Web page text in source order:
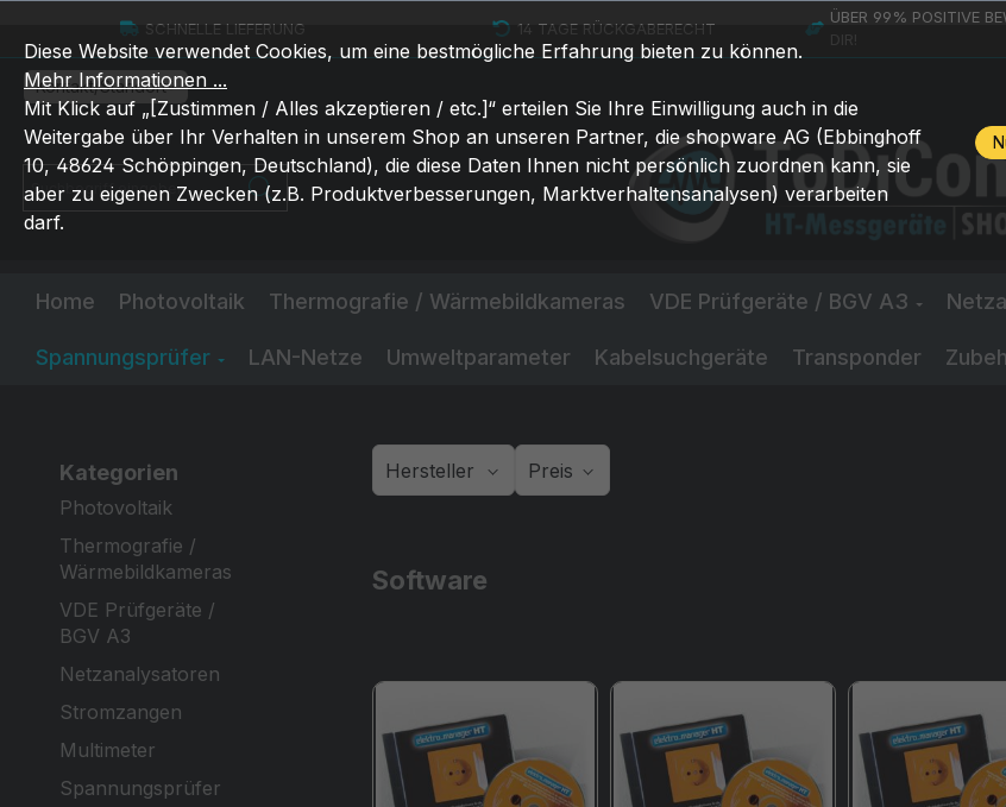
Hauptinhalt springen
Zur Suche springen
Zur Hauptnavigation springen
SCHNELLE LIEFERUNG 14 TAGE RÜCKGABERECHT
ÜBER 99% POSITIVE
Kontakt/Standort
Suchbegriff eingeben ...
Home Photovoltaik Thermografie / Wärmebildkameras VDE Prüfgeräte / BGV A3
Spannungsprüfer LAN-Netze Umweltparameter Kabelsuchgeräte Transponder
Kategorien
Photovoltaik
Thermografie /
Wärmebildkameras
VDE Prüfgeräte /
BGV A3
Netzanalysatoren
Stromzangen
Multimeter
Spannungsprüfer
Hersteller Preis
Software
Diese Website verwendet Cookies, um eine bestmögliche Erfahrung bieten zu können.
Mehr Informationen ...
Mit Klick auf „[Zustimmen / Alles akzeptieren / etc.]“ erteilen Sie Ihre Einwilligung auch in die
Weitergabe über Ihr Verhalten in unserem Shop an unseren Partner, die shopware AG (Ebbinghoff
10, 48624 Schöppingen, Deutschland), die diese Daten Ihnen nicht persönlich zuordnen kann, sie
aber zu eigenen Zwecken (z.B. Produktverbesserungen, Marktverhaltensanalysen) verarbeiten
darf.